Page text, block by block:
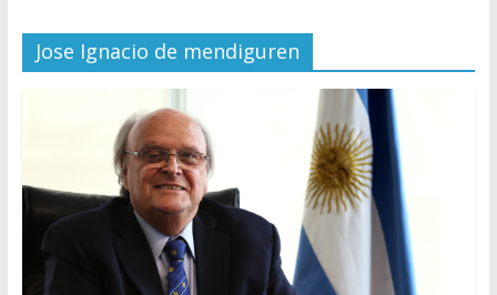
Jose Ignacio de mendiguren